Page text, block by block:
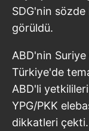
SDG'nin
görüldü.
ABD'nin
Türkiye'de
ABD'li
YPG/PKK
dikkatleri çekti.